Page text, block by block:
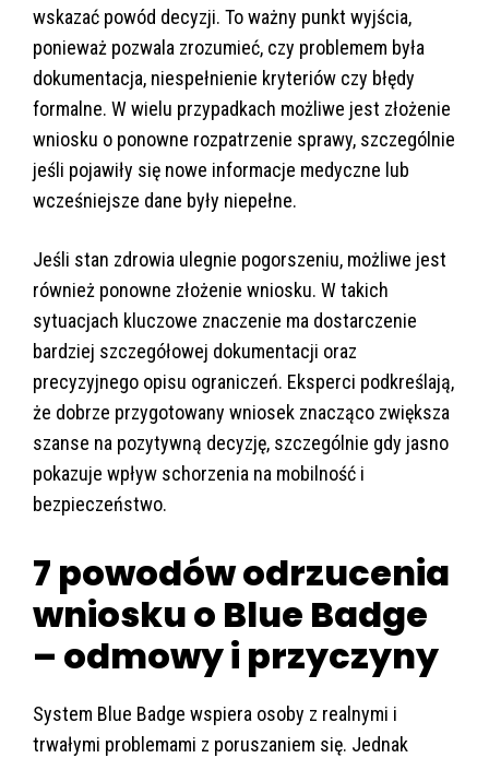
wskazać powód decyzji. To ważny punkt wyjścia,
ponieważ pozwala zrozumieć, czy problemem była
dokumentacja, niespełnienie kryteriów czy błędy
formalne. W wielu przypadkach możliwe jest złożenie
wniosku o ponowne rozpatrzenie sprawy, szczególnie
jeśli pojawiły się nowe informacje medyczne lub
wcześniejsze dane były niepełne.
Jeśli stan zdrowia ulegnie pogorszeniu, możliwe jest
również ponowne złożenie wniosku. W takich
sytuacjach kluczowe znaczenie ma dostarczenie
bardziej szczegółowej dokumentacji oraz
precyzyjnego opisu ograniczeń. Eksperci podkreślają,
że dobrze przygotowany wniosek znacząco zwiększa
szanse na pozytywną decyzję, szczególnie gdy jasno
pokazuje wpływ schorzenia na mobilność i
bezpieczeństwo.
7 powodów odrzucenia
wniosku o Blue Badge
– odmowy i przyczyny
System Blue Badge wspiera osoby z realnymi i
trwałymi problemami z poruszaniem się. Jednak